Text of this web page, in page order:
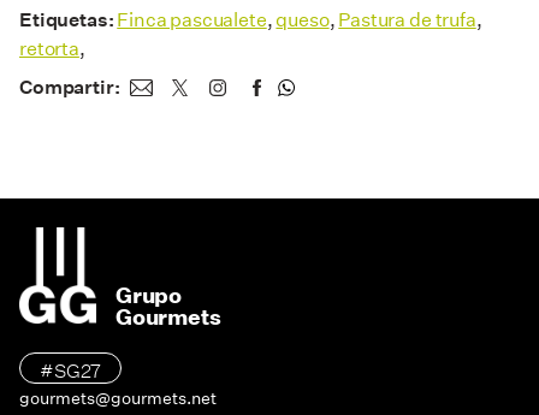
Etiquetas: Finca pascualete,queso, Pastura de trufa,
retorta,
Compartir:
Grupo
Gourmets
#SG27
gourmets@gourmets.net